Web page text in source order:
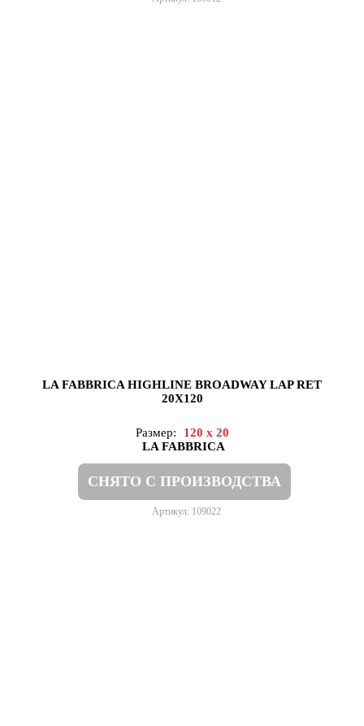
LA FABBRICA HIGHLINE BROADWAY LAP RET
20X120
Размер:
120 x 20
LA FABBRICA
СНЯТО С ПРОИЗВОДСТВА
Артикул: 109022